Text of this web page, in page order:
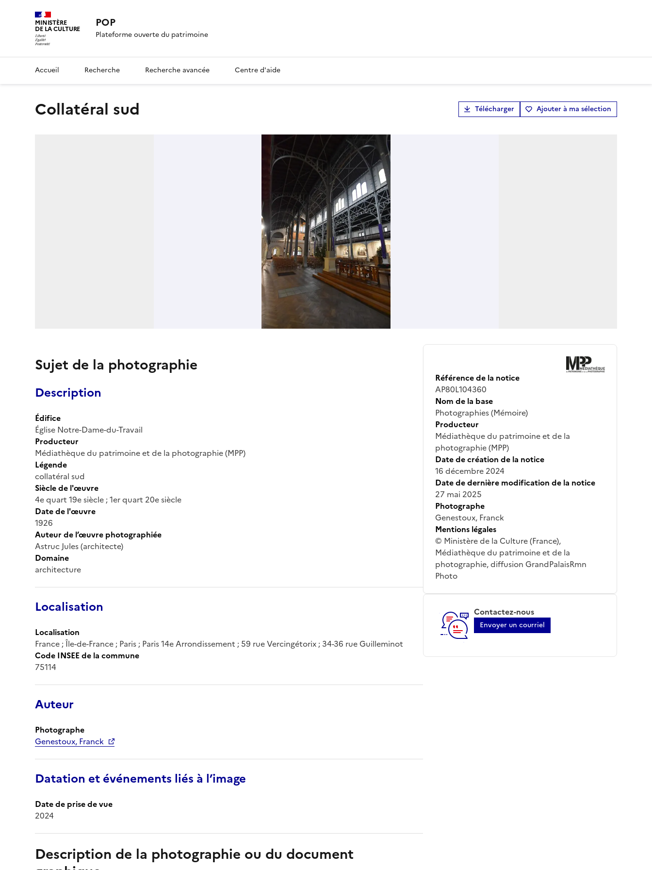
MINISTÈRE
DE LA CULTURE POP
Plateforme ouverte du patrimoine
Accueil Recherche Recherche avancée Centre d'aide
collatéral sud Télécharger Ajouter à ma sélection
Sujet de la photographie
Description
Édifice
Église Notre-Dame-du-Travail
Producteur
Médiathèque du patrimoine et de la photographie (MPP)
Légende
collatéral sud
Siècle de l'œuvre
4e quart 19e siècle ; 1er quart 20e siècle
Date de l'œuvre
1926
Auteur de l’œuvre photographiée
Astruc Jules (architecte)
Domaine
architecture
Localisation
Localisation
France ; Île-de-France ; Paris ; Paris 14e Arrondissement ; 59 rue Vercingétorix ; 34-36 rue Guilleminot
Code INSEE de la commune
75114
Auteur
Photographe
Genestoux, Franck
Datation et événements liés à l’image
Date de prise de vue
2024
Description de la photographie ou du document
Référence de la notice
AP80L104360
Nom de la base
Photographies (Mémoire)
Producteur
Médiathèque du patrimoine et de la
photographie (MPP)
Date de création de la notice
16 décembre 2024
Date de dernière modification de la notice
27 mai 2025
Photographe
Genestoux, Franck
Mentions légales
© Ministère de la Culture (France),
Médiathèque du patrimoine et de la
photographie, diffusion GrandPalaisRmn
Photo
Contactez-nous
Envoyer un courriel